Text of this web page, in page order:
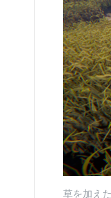
草を加え